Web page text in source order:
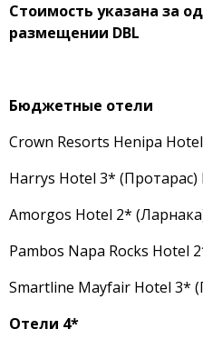
Стоимость указана за
размещении DBL
Бюджетные отели
Crown Resorts Henipa
Harrys Hotel 3*
Amorgos Hotel 2*
Pambos Napa Rocks Hotel
Smartline Mayfair Hotel 3*
Отели 4*